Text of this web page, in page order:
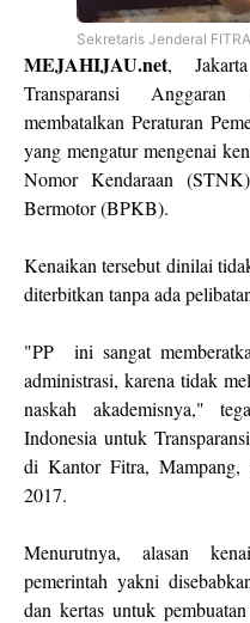
Sekretaris Jenderal
MEJAHIJAU.net,
Transparansi
membatalkan Peraturan
yang mengatur mengenai
Nomor Kendaraan
Bermotor (BPKB).
Kenaikan tersebut dinilai
diterbitkan tanpa ada
"PP ini sangat
administrasi, karena tidak
naskah akademisnya,"
Indonesia untuk
di Kantor Fitra, Mampang,
2017.
Menurutnya, alasan
pemerintah yakni
dan kertas untuk